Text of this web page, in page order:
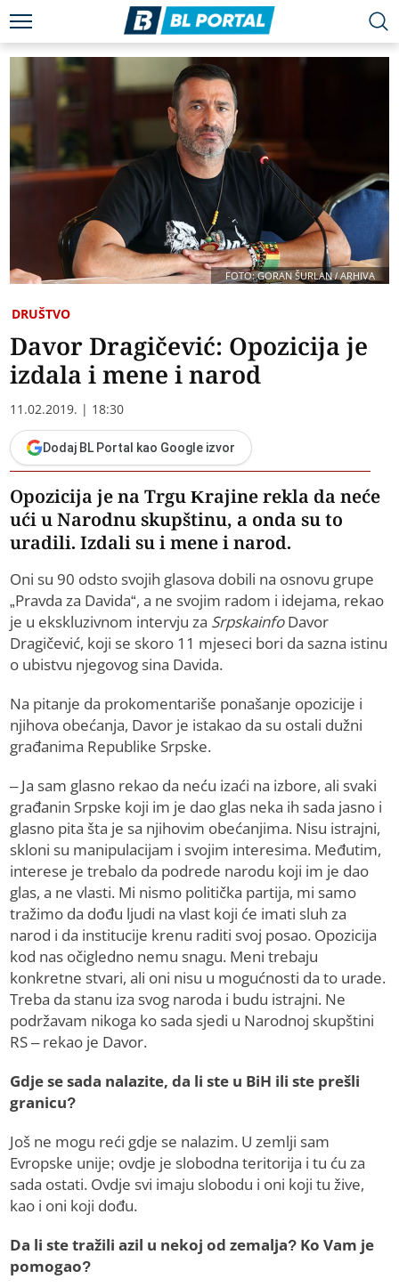
FOTO: GORAN ŠURLAN / ARHIVA
DRUŠTVO
Davor Dragičević: Opozicija je
izdala i mene i narod
11.02.2019. | 18:30
Dodaj BL Portal kao Google izvor
Opozicija je na Trgu Krajine rekla da neće
ući u Narodnu skupštinu, a onda su to
uradili. Izdali su i mene i narod.
Oni su 90 odsto svojih glasova dobili na osnovu grupe
„Pravda za Davida“, a ne svojim radom i idejama, rekao
je u ekskluzivnom intervju za SrpskainfoDavor
Dragičević, koji se skoro 11 mjeseci bori da sazna istinu
o ubistvu njegovog sina Davida.
Na pitanje da prokomentariše ponašanje opozicije i
njihova obećanja, Davor je istakao da su ostali dužni
građanima Republike Srpske.
– Ja sam glasno rekao da neću izaći na izbore, ali svaki
građanin Srpske koji im je dao glas neka ih sada jasno i
glasno pita šta je sa njihovim obećanjima. Nisu istrajni,
skloni su manipulacijam i svojim interesima. Međutim,
interese je trebalo da podrede narodu koji im je dao
glas, a ne vlasti. Mi nismo politička partija, mi samo
tražimo da dođu ljudi na vlast koji će imati sluh za
narod i da institucije krenu raditi svoj posao. Opozicija
kod nas očigledno nemu snagu. Meni trebaju
konkretne stvari, ali oni nisu u mogućnosti da to urade.
Treba da stanu iza svog naroda i budu istrajni. Ne
podržavam nikoga ko sada sjedi u Narodnoj skupštini
RS – rekao je Davor.
Gdje se sada nalazite, da li ste u BiH ili ste prešli
granicu?
Još ne mogu reći gdje se nalazim. U zemlji sam
Evropske unije; ovdje je slobodna teritorija i tu ću za
sada ostati. Ovdje svi imaju slobodu i oni koji tu žive,
kao i oni koji dođu.
Da li ste tražili azil u nekoj od zemalja? Ko Vam je
pomogao?